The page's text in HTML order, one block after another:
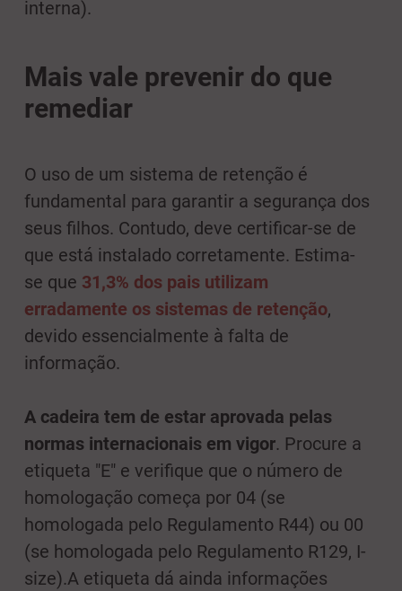
interna).
Mais vale prevenir do que
remediar
O uso de um sistema de retenção é
fundamental para garantir a segurança dos
seus filhos. Contudo, deve certificar-se de
que está instalado corretamente. Estima-
se que 31,3% dos pais utilizam
erradamente os sistemas de retenção,
devido essencialmente à falta de
informação.
A cadeira tem de estar aprovada pelas
normas internacionais em vigor. Procure a
etiqueta "E" e verifique que o número de
homologação começa por 04 (se
homologada pelo Regulamento R44) ou 00
(se homologada pelo Regulamento R129, I-
size).A etiqueta dá ainda informações